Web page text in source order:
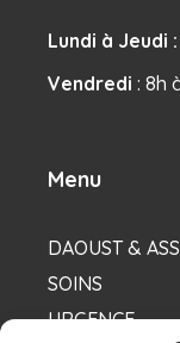
Lundi à Jeudi :
Vendredi : 8h
Menu
DAOUST &
SOINS
URGENCE